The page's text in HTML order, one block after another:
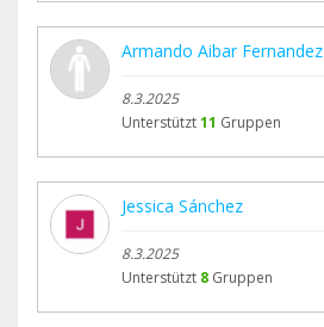
Armando Aibar Fernandez
8.3.2025
Unterstützt11 Gruppen
Jessica Sánchez
8.3.2025
Unterstützt 8 Gruppen